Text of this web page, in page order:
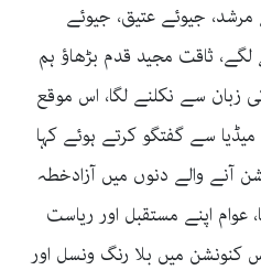
جیوئے عتیق، جیوئے
ثاقت مجید قدم بڑھاؤ ہم
زبان سے نکلنے لگا، اس موقع
سے گفتگو کرتے ہوئے کہا
آنے والے دنوں میں آزادخطہ
اپنے مستقبل اور ریاست
کنونشن میں بلا رنگ ونسل اور